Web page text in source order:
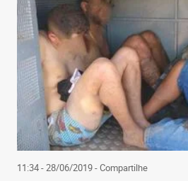
11:34 - 28/06/2019- Compartilhe